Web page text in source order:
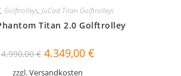
, Golftrolleys, JuCad Titan Golftrolleys
Titan 2.0 Golftrolley
4.990,00€ Ursprünglicher
Preis
war:
4.349,00 €Aktueller
Preis
zzgl.Versandkosten